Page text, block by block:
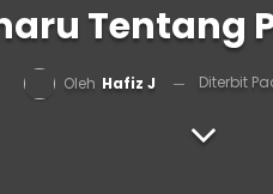
Tentang
Oleh Hafiz J Diterbit